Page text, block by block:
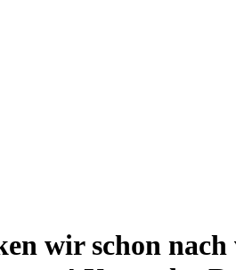
wir schon